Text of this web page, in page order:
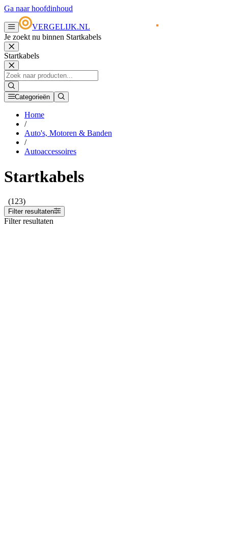
Ga naar hoofdinhoud
VERGELIJK.NL
Je zoekt nu binnen Startkabels
Startkabels
Categorieën
Home
/
Auto's, Motoren & Banden
/
Autoaccessoires
Startkabels
(123)
Filter resultaten
Filter resultaten